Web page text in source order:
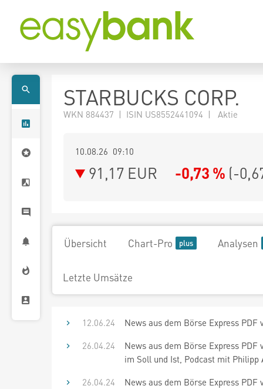
STARBUCKS CORP.
WKN 884437 | ISIN US8552441094 | Aktie
10.08.26 09:10
91,17 EUR -0,73 % (-
Übersicht Chart-Pro Analysen
Letzte Umsätze
12.06.24
News aus dem Börse Express
26.04.24
News aus dem Börse Express
im Soll und Ist, Podcast mit Philipp
26.04.24
News aus dem Börse Express